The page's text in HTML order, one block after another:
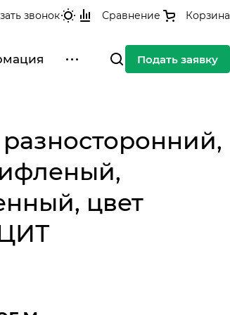
звонок Сравнение Корзина
Подать заявку
цвет